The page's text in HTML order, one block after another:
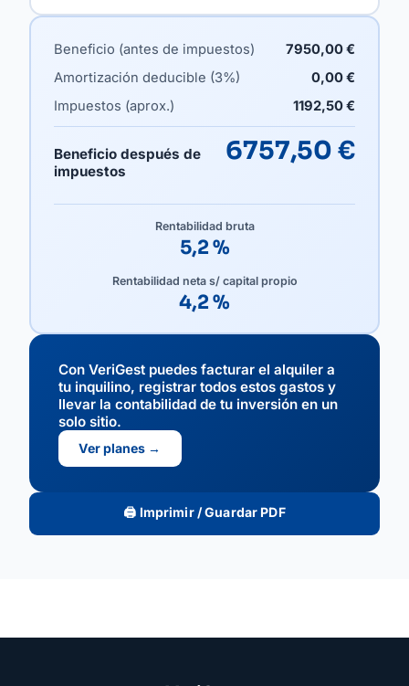
Beneficio (antes de impuestos)
7950,00 €
Amortización deducible (3%)
0,00 €
Impuestos (aprox.)
1192,50 €
Beneficio después de
impuestos
6757,50 €
Rentabilidad bruta
5,2 %
Rentabilidad neta s/ capital propio
4,2 %
Con VeriGest puedes facturar el alquiler a
tu inquilino, registrar todos estos gastos y
llevar la contabilidad de tu inversión en un
solo sitio.
Ver planes →
🖨️ Imprimir / Guardar PDF